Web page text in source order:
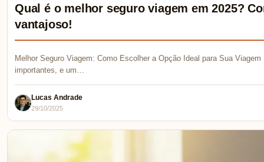
Qual é o melhor seguro viagem em 2025?
vantajoso!
Melhor Seguro Viagem: Como Escolher a Opção Ideal para Sua
importantes, e um…
Lucas Andrade
29/10/2025